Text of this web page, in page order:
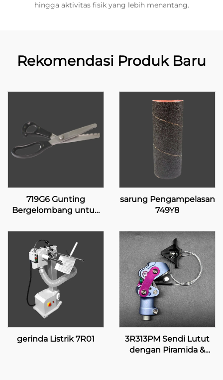
hingga aktivitas fisik yang lebih menantang.
Rekomendasi Produk Baru
719G6 Gunting
Bergelombang untuk
sarung Pengampelasan
749Y8
gerinda Listrik 7R01
3R313PM Sendi Lutut
dengan Piramida &